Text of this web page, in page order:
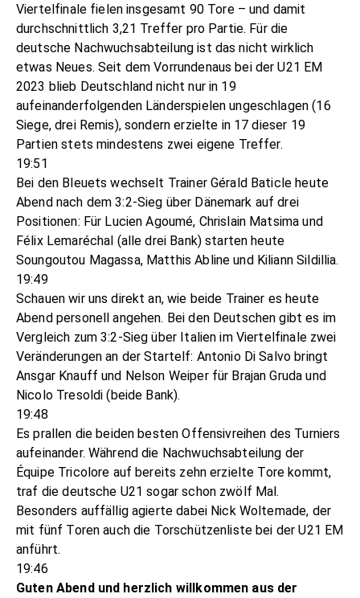
Viertelfinale fielen insgesamt 90 Tore – und damit
durchschnittlich 3,21 Treffer pro Partie. Für die
deutsche Nachwuchsabteilung ist das nicht wirklich
etwas Neues. Seit dem Vorrundenaus bei der U21 EM
2023 blieb Deutschland nicht nur in 19
aufeinanderfolgenden Länderspielen ungeschlagen (16
Siege, drei Remis), sondern erzielte in 17 dieser 19
Partien stets mindestens zwei eigene Treffer.
19:51
Bei den Bleuets wechselt Trainer Gérald Baticle heute
Abend nach dem 3:2-Sieg über Dänemark auf drei
Positionen: Für Lucien Agoumé, Chrislain Matsima und
Félix Lemaréchal (alle drei Bank) starten heute
Soungoutou Magassa, Matthis Abline und Kiliann Sildillia.
19:49
Schauen wir uns direkt an, wie beide Trainer es heute
Abend personell angehen. Bei den Deutschen gibt es im
Vergleich zum 3:2-Sieg über Italien im Viertelfinale zwei
Veränderungen an der Startelf: Antonio Di Salvo bringt
Ansgar Knauff und Nelson Weiper für Brajan Gruda und
Nicolo Tresoldi (beide Bank).
19:48
Es prallen die beiden besten Offensivreihen des Turniers
aufeinander. Während die Nachwuchsabteilung der
Équipe Tricolore auf bereits zehn erzielte Tore kommt,
traf die deutsche U21 sogar schon zwölf Mal.
Besonders auffällig agierte dabei Nick Woltemade, der
mit fünf Toren auch die Torschützenliste bei der U21 EM
anführt.
19:46
Guten Abend und herzlich willkommen aus der